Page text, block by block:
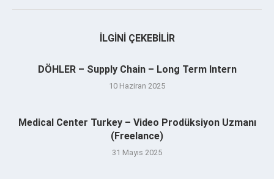
İLGINI ÇEKEBILIR
DÖHLER – Supply Chain – Long Term Intern
10 Haziran 2025
Medical Center Turkey – Video Prodüksiyon Uzmanı
(Freelance)
31 Mayıs 2025